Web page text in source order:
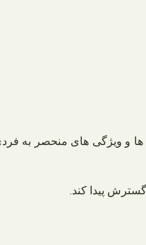
و ویژگی های منحصر به
پیدا کند.